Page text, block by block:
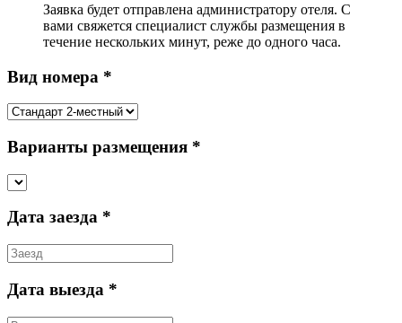
Заявка будет отправлена администратору отеля. С
вами свяжется специалист службы размещения в
течение нескольких минут, реже до одного часа.
Вид номера *
Варианты размещения *
Дата заезда *
Дата выезда *